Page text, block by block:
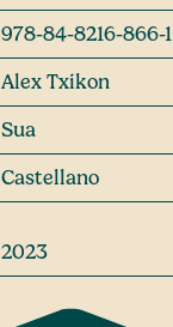
978-84-8216-866-1
Alex Txikon
Sua
Castellano
2023